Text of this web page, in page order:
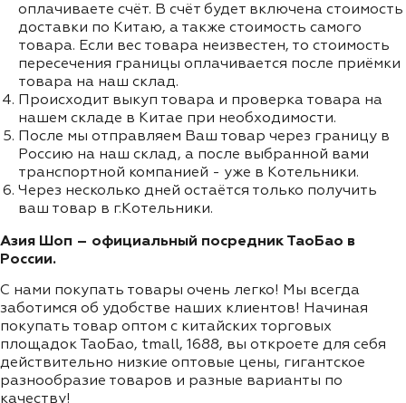
оплачиваете счёт. В счёт будет включена стоимость
доставки по Китаю, а также стоимость самого
товара. Если вес товара неизвестен, то стоимость
пересечения границы оплачивается после приёмки
товара на наш склад.
Происходит выкуп товара и проверка товара на
нашем складе в Китае при необходимости.
После мы отправляем Ваш товар через границу в
Россию на наш склад, а после выбранной вами
транспортной компанией - уже в Котельники.
Через несколько дней остаётся только получить
ваш товар в г.Котельники.
Азия Шоп – официальный посредник ТаоБао в
России.
С нами покупать товары очень легко! Мы всегда
заботимся об удобстве наших клиентов! Начиная
покупать товар оптом с китайских торговых
площадок ТаоБао, tmall, 1688, вы откроете для себя
действительно низкие оптовые цены, гигантское
разнообразие товаров и разные варианты по
качеству!